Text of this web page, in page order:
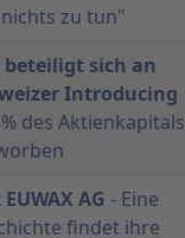
zu tun"
beteiligt sich an
Introducing
des Aktienkapitals
AG - Eine
findet ihre